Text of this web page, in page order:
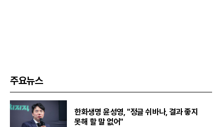
주요뉴스
한화생명 윤성영, "정글 쉬바나, 결과 좋지
못해 할 말 없어"